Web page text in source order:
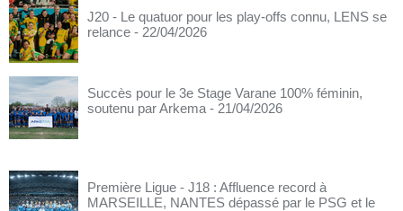
J20 - Le quatuor pour les play-offs connu, LENS se
relance - 22/04/2026
Succès pour le 3e Stage Varane 100% féminin,
soutenu par Arkema - 21/04/2026
Première Ligue - J18 : Affluence record à
MARSEILLE, NANTES dépassé par le PSG et le